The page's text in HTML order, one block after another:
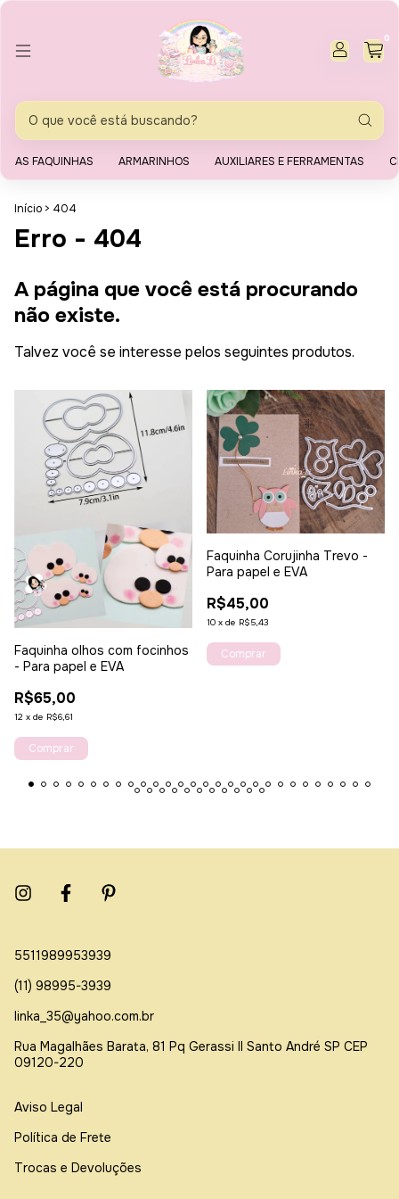
0
AS FAQUINHAS ARMARINHOS AUXILIARES E FERRAMENTAS
Início > 404
Erro - 404
A página que você está procurando
não existe.
Talvez você se interesse pelos seguintes produtos.
Faquinha olhos com focinhos
- Para papel e EVA
R$65,00
12 x de R$6,61
Faquinha Corujinha Trevo -
Para papel e EVA
R$45,00
10 x de R$5,43
5511989953939
(11) 98995-3939
linka_35@yahoo.com.br
Rua Magalhães Barata, 81 Pq Gerassi ll Santo André SP CEP
09120-220
Aviso Legal
Política de Frete
Trocas e Devoluções